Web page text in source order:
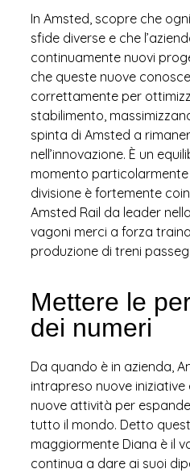
In Amsted, scopre che
sfide diverse e che
continuamente nuovi
che queste nuove
correttamente per
stabilimento,
spinta di Amsted a
nell’innovazione. È un
momento particolarmente
divisione è fortemente
Amsted Rail da leader
vagoni merci a forza
produzione di treni
Mettere le
dei numeri
Da quando è in azienda,
intrapreso nuove
nuove attività per
tutto il mondo. Detto
maggiormente Diana è il
continua a dare ai suoi